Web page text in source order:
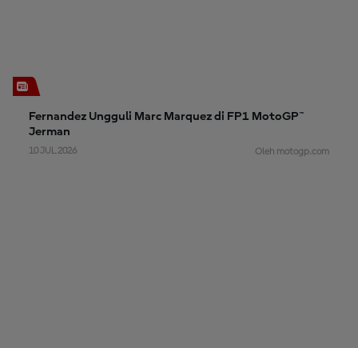
Fernandez Ungguli Marc Marquez di FP1 MotoGP™
Jerman
10 JUL 2026 Oleh motogp.com